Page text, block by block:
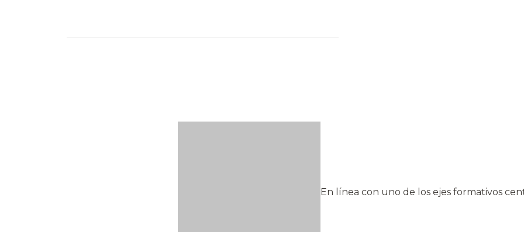
En línea con uno de los ejes formativos